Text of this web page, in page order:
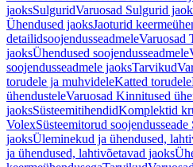
jaoksSulguridVaruosad Sulgurid
Ühendused jaoksJaoturid
detailidsoojendusseadmeleVaruosad
jaoksÜhendused soojendusseadmele
soojendusseadmele jaoksTarvikud
torudele ja muhvideleKatted torudele
ühendusteleVaruosad Kinnitused
jaoksSüsteemitihendidKomplektid
VolexSüsteemitorud soojendusseade
jaoksÜleminekud ja ühendused,
ja ühendused, lahtivõetavad jaoks